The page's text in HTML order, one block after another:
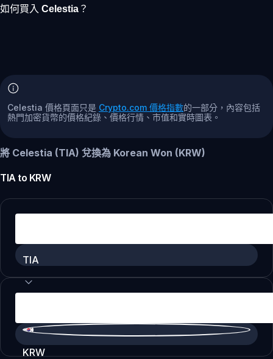
如何買入 Celestia？
Celestia 價格頁面只是 Crypto.com 價格指數的一部分，內容包括
熱門加密貨幣的價格紀錄、價格行情、市值和實時圖表。
將 Celestia (TIA) 兌換為 Korean Won (KRW)
TIAto KRW
TIA
KRW